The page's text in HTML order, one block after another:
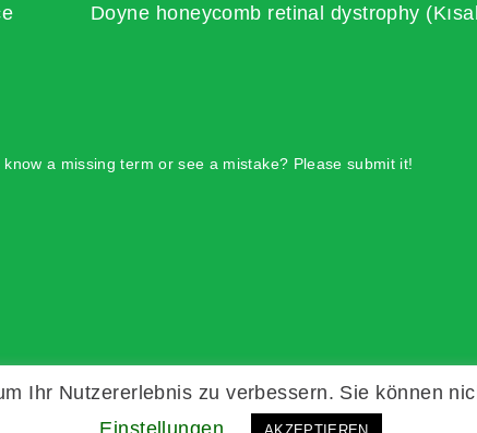
Doyne honeycomb retinal dystrophy
know a missing term or see a mistake? Please submit it!
Ihr Nutzererlebnis zu verbessern. Sie können
Einstellungen